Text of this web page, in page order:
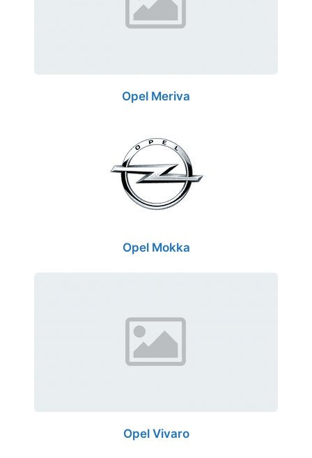
Opel Meriva
Opel Mokka
Opel Vivaro